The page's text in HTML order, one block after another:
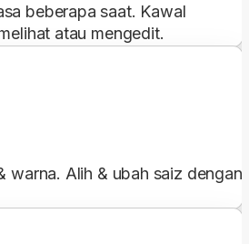
beberapa saat. Kawal
atau mengedit.
warna. Alih & ubah saiz dengan